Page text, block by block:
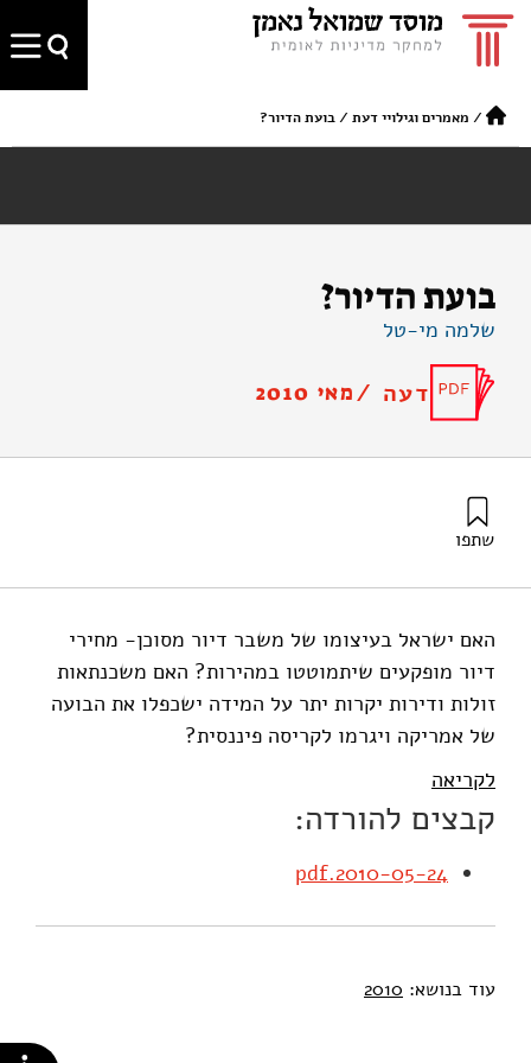
/ מאמרים וגילויי דעת /בועת הדיור?
בועת הדיור?
שלמה מי-טל
דעה /מאי 2010
שתפו
האם ישראל בעיצומו של משבר דיור מסוכן- מחירי
דיור מופקעים שיתמוטטו במהירות? האם משכנתאות
זולות ודירות יקרות יתר על המידה ישכפלו את הבועה
של אמריקה ויגרמו לקריסה פיננסית?
לקריאה
קבצים להורדה:
2010-05-24.pdf
עוד בנושא: 2010